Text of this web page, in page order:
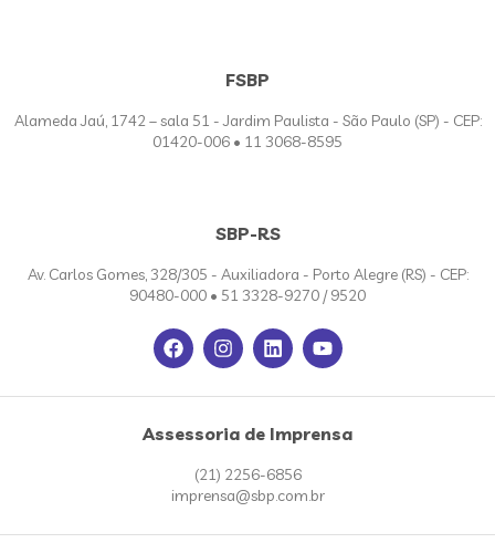
FSBP
Alameda Jaú, 1742 – sala 51 - Jardim Paulista - São Paulo (SP) - CEP:
01420-006 • 11 3068-8595
SBP-RS
Av. Carlos Gomes, 328/305 - Auxiliadora - Porto Alegre (RS) - CEP:
90480-000 • 51 3328-9270 / 9520
Assessoria de Imprensa
(21) 2256-6856
imprensa@sbp.com.br